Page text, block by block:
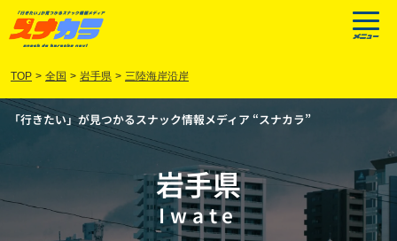
TOP > 全国 > 岩手県 > 三陸海岸沿岸
「行きたい」が見つかるスナック情報メディア “スナカラ”
岩手県
Iwate